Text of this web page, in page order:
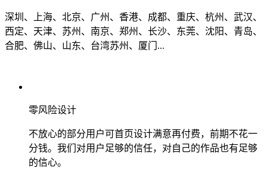
深圳、上海、北京、广州、香港、成都、重庆、杭州、武汉、
西定、天津、苏州、南京、郑州、长沙、东莞、沈阳、青岛、
合肥、佛山、山东、台湾苏州、厦门...
零风险设计
不放心的部分用户可首页设计满意再付费，前期不花一
分钱。我们对用户足够的信任，对自己的作品也有足够
的信心。